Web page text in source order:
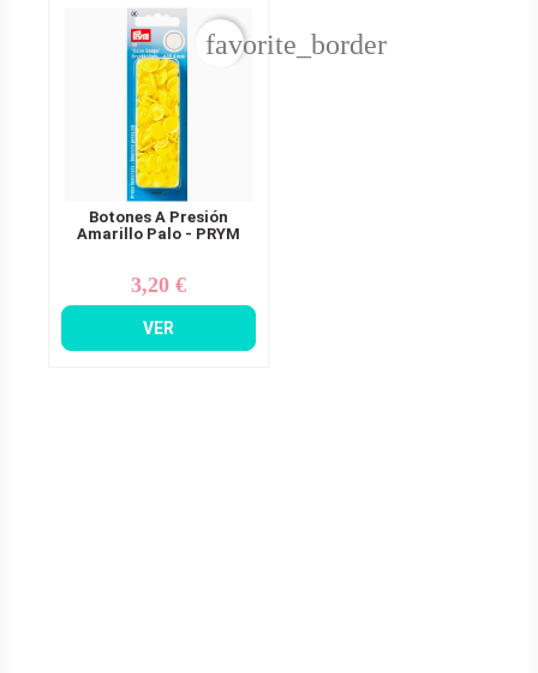
Botones A Presión
Amarillo Palo - PRYM
Precio
3,20 €
VER
favorite_border